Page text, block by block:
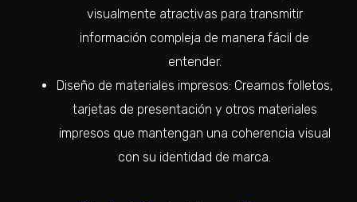
visualmente atractivas para transmitir
información compleja de manera fácil de
entender.
Diseño de materiales impresos: Creamos folletos,
tarjetas de presentación y otros materiales
impresos que mantengan una coherencia visual
con su identidad de marca.